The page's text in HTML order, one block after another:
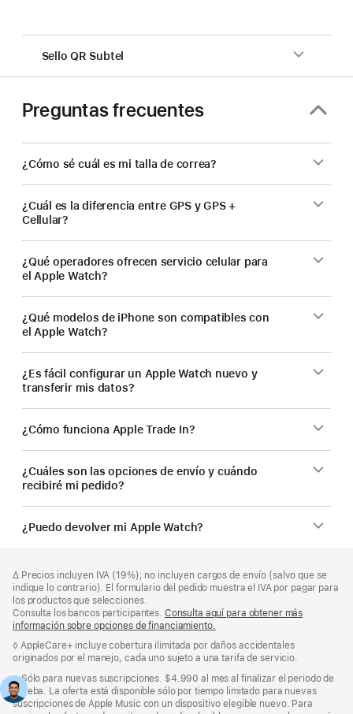
Sello QR Subtel
Preguntas frecuentes
¿Cómo sé cuál es mi talla de correa?
¿Cuál es la diferencia entre GPS y GPS +
Cellular?
¿Qué operadores ofrecen servicio celular para
el Apple Watch?
¿Qué modelos de iPhone son compatibles con
el Apple Watch?
¿Es fácil configurar un Apple Watch nuevo y
transferir mis datos?
¿Cómo funciona Apple Trade In?
¿Cuáles son las opciones de envío y cuándo
recibiré mi pedido?
¿Puedo devolver mi Apple Watch?
a
pie
de
página
a
pie
de
página
Nota
a
pie
de
página
∆ Precios incluyen IVA (19%); no incluyen cargos de envío (salvo que se
indique lo contrario). El formulario del pedido muestra el IVA por pagar para
los productos que selecciones.
Consulta los bancos participantes. Consulta aquí para obtener más
información sobre opciones de financiamiento.
en
una
pestaña
nueva)
Nota
a
de
página
◊ AppleCare+ incluye cobertura ilimitada por daños accidentales
originados por el manejo, cada uno sujeto a una tarifa de servicio.
Nota
a
pie
±Sólo para nuevas suscripciones. $4.990 al mes al finalizar el periodo de
prueba. La oferta está disponible sólo por tiempo limitado para nuevas
suscripciones de Apple Music con un dispositivo elegible nuevo. Para